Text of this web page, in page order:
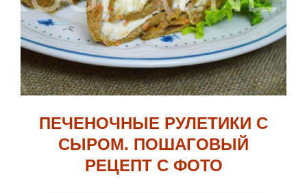
ПЕЧЕНОЧНЫЕ РУЛЕТИКИ С
СЫРОМ. ПОШАГОВЫЙ
РЕЦЕПТ С ФОТО